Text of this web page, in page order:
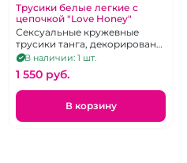
Трусики белые легкие с
цепочкой "Love Honey"
Сексуальные кружевные
трусики танга, декорированы
стразами, размер 40-42-46
В наличии: 1 шт.
1 550 pуб.
В корзину